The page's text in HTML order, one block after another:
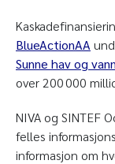
BlueActionAA
Sunne hav og
over 200 000
NIVA og SINTEF
felles
informasjon om